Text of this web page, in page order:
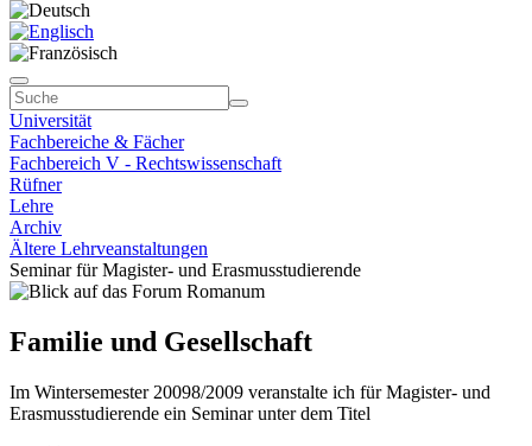
Universität
Fachbereiche & Fächer
Fachbereich V - Rechtswissenschaft
Rüfner
Lehre
Archiv
Ältere Lehrveanstaltungen
Seminar für Magister- und Erasmusstudierende
Familie und Gesellschaft
Im Wintersemester 20098/2009 veranstalte ich für Magister- und
Erasmusstudierende ein Seminar unter dem Titel